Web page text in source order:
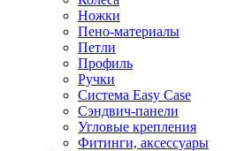
Ножки
Пено-материалы
Петли
Профиль
Ручки
Система Easy Case
Сэндвич-панели
Угловые крепления
Фитинги, аксессуары